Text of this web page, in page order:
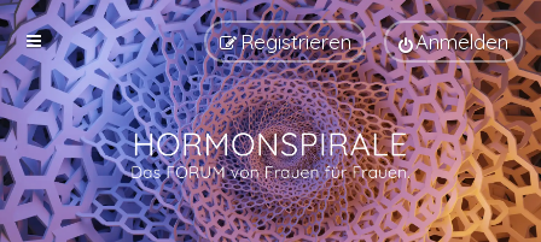
Anmelden
Registrieren